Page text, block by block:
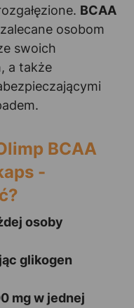
BCAA
osobom
swoich
a także
BCAA
-
osoby
glikogen
mg w jednej